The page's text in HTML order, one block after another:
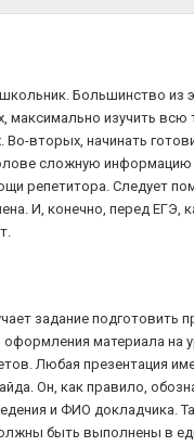
Большинство из
изучить всю
вторых, начинать
сложную информацию
репетитора. Следует
И, конечно, перед ЕГЭ,
задание подготовить
материала на
Любая презентация
Он, как правило,
и ФИО докладчика.
быть выполнены в